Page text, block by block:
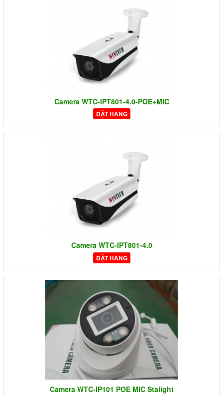
Camera WTC-IPT801-4.0-POE+MIC
ĐẶT HÀNG
Camera WTC-IPT801-4.0
ĐẶT HÀNG
Camera WTC-IP101 POE MIC Stalight